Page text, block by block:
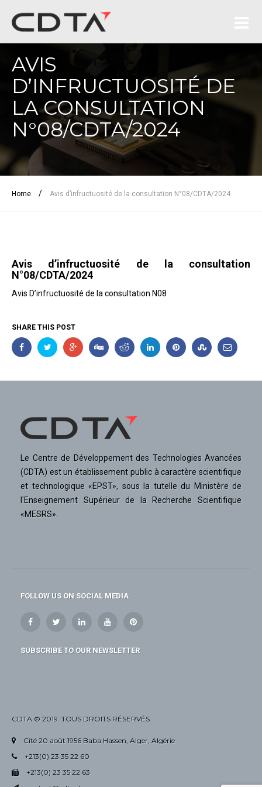
AVIS
D’INFRUCTUOSITÉ DE
LA CONSULTATION
N°08/CDTA/2024
Home / Avis d’infructuosité de la consultation N°08/CDTA/2024
Avis d’infructuosité de la consultation
N°08/CDTA/2024
Avis D’infructuosité de la consultation N08
SHARE THIS POST
Le Centre de Développement des Technologies Avancées
(CDTA) est un établissement public à caractère scientifique
et technologique «EPST», sous la tutelle du Ministère de
l'Enseignement Supérieur de la Recherche Scientifique
«MESRS».
FOLLOW US ON SOCIAL MEDIA
SUBSCRIBE TO OUR NEWSLETTER
CDTA © 2019. TOUS DROITS RÉSERVÉS.
Cité 20 août 1956 Baba Hassen, Alger, Algérie
+213(0) 23 35 22 60
+213(0) 23 35 22 63